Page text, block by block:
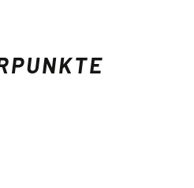
Zeitschrift